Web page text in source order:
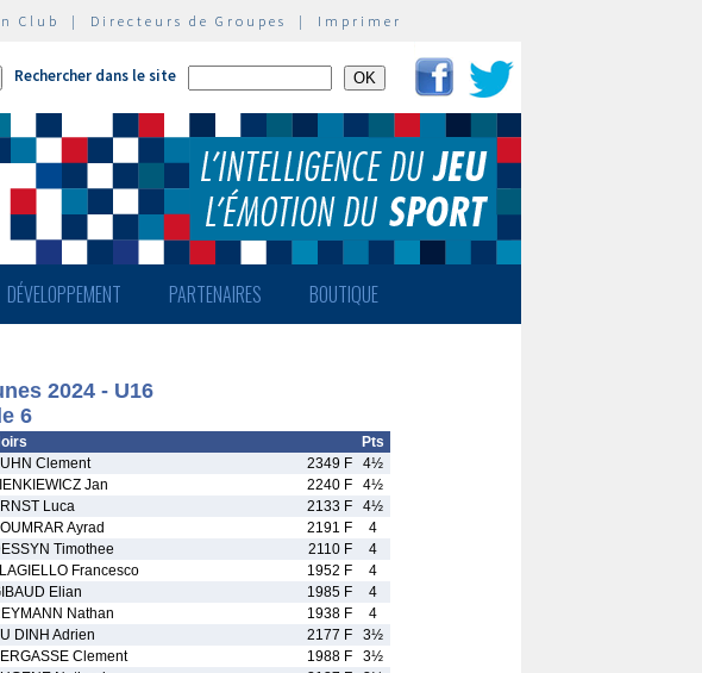
Club | Directeurs de Groupes | Imprimer
Rechercher dans le site
DÉVELOPPEMENT PARTENAIRES BOUTIQUE
2024 - U16
6
Pts
Clement 2349 F
4½
Jan 2240 F
4½
Luca 2133 F
4½
Ayrad 2191 F
4
Timothee 2110 F
4
Francesco 1952 F
4
Elian 1985 F
4
Nathan 1938 F
4
DINH Adrien 2177 F
3½
Clement 1988 F
3½